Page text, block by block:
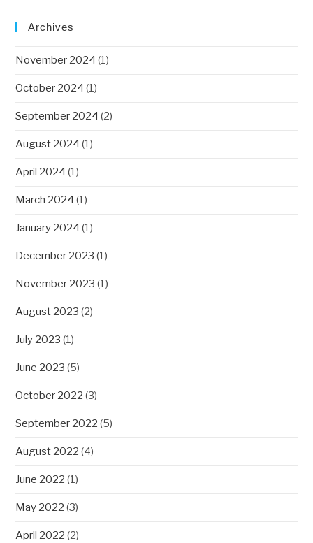
Archives
November 2024 (1)
October 2024 (1)
September 2024 (2)
August 2024 (1)
April 2024 (1)
March 2024 (1)
January 2024 (1)
December 2023 (1)
November 2023 (1)
August 2023 (2)
July 2023 (1)
June 2023 (5)
October 2022 (3)
September 2022 (5)
August 2022 (4)
June 2022 (1)
May 2022 (3)
April 2022 (2)